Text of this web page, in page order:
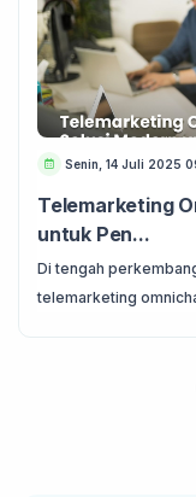
Senin, 14 Juli 2025
Telemarketing
untuk Pen...
Di tengah
telemarketing